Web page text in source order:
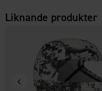
Liknande produkter